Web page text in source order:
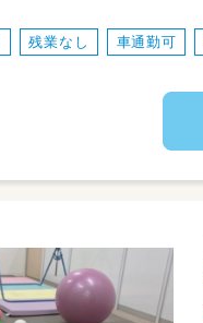
残業なし 車通勤可